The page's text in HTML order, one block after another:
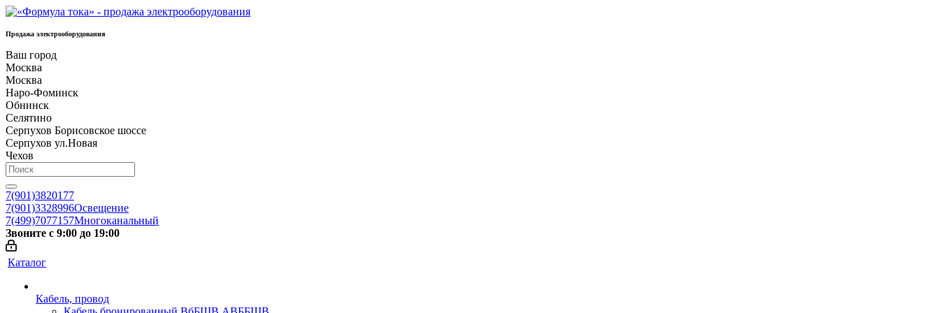
Продажа электрооборудования
Ваш город
Москва
Москва
Наро-Фоминск
Обнинск
Селятино
Серпухов Борисовское шоссе
Серпухов ул.Новая
Чехов
7(901)3820177
7(901)3328996Освещение
7(499)7077157Многоканальный
Звоните с 9:00 до 19:00
Каталог
Кабель, провод